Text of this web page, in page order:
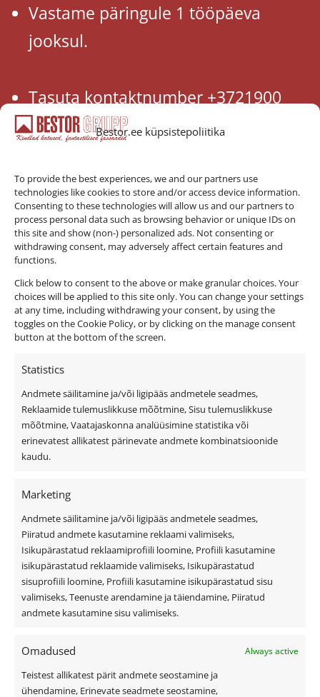
Bestor.ee küpsistepoliitika
To provide the best experiences, we and our partners use
technologies like cookies to store and/or access device information.
Consenting to these technologies will allow us and our partners to
process personal data such as browsing behavior or unique IDs on
this site and show (non-) personalized ads. Not consenting or
withdrawing consent, may adversely affect certain features and
functions.
Click below to consent to the above or make granular choices. Your
choices will be applied to this site only. You can change your settings
at any time, including withdrawing your consent, by using the
toggles on the Cookie Policy, or by clicking on the manage consent
button at the bottom of the screen.
Statistics
Andmete säilitamine ja/või ligipääs andmetele seadmes,
Reklaamide tulemuslikkuse mõõtmine, Sisu tulemuslikkuse
mõõtmine, Vaatajaskonna analüüsimine statistika või
erinevatest allikatest pärinevate andmete kombinatsioonide
kaudu.
Marketing
Andmete säilitamine ja/või ligipääs andmetele seadmes,
Piiratud andmete kasutamine reklaami valimiseks,
Isikupärastatud reklaamiprofiili loomine, Profiili kasutamine
isikupärastatud reklaamide valimiseks, Isikupärastatud
sisuprofiili loomine, Profiili kasutamine isikupärastatud sisu
valimiseks, Teenuste arendamine ja täiendamine, Piiratud
andmete kasutamine sisu valimiseks.
Omadused Always active
Teistest allikatest pärit andmete seostamine ja
ühendamine, Erinevate seadmete seostamine,
Vastame päringule 1 tööpäeva
jooksul.
Tasuta kontaktnumber +3721900
Privaatsuspoliitika
Küpsiste kasutamise tingimused
Üldtingimused
Viilkatus
Lamekatus
Fassaad ja fassaadiplaadid
Outlet
Interjöör